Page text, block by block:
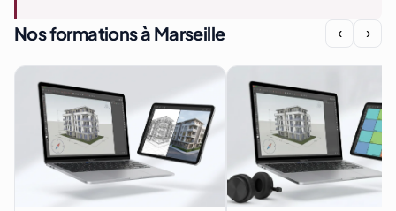
Nos formations à Marseille ‹ ›